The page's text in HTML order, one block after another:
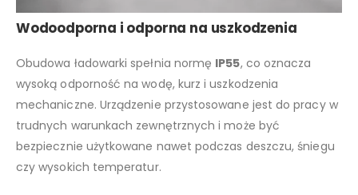
Wodoodporna i odporna na uszkodzenia
Obudowa ładowarki spełnia normę IP55, co oznacza
wysoką odporność na wodę, kurz i uszkodzenia
mechaniczne. Urządzenie przystosowane jest do pracy w
trudnych warunkach zewnętrznych i może być
bezpiecznie użytkowane nawet podczas deszczu, śniegu
czy wysokich temperatur.